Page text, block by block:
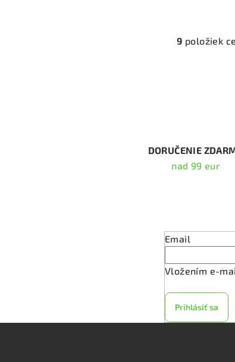
O
c
i
v
k
y
ý
p
9 položiek
DORUČENIE
nad 99 eur
Email
Vložením e-
Prihlásiť sa